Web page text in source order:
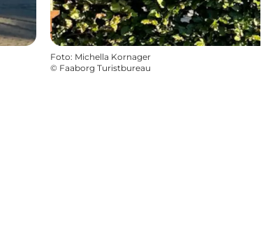
Foto: Michella Kornager
© Faaborg Turistbureau